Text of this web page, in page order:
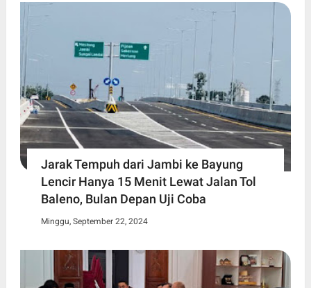
Jarak Tempuh dari Jambi ke Bayung
Lencir Hanya 15 Menit Lewat Jalan Tol
Baleno, Bulan Depan Uji Coba
Minggu, September 22, 2024